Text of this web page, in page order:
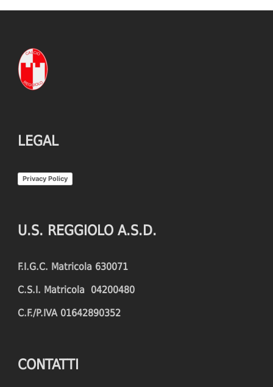
LEGAL
Privacy Policy
U.S. REGGIOLO A.S.D.
F.I.G.C. Matricola 630071
C.S.I. Matricola 04200480
C.F./P.IVA 01642890352
CONTATTI